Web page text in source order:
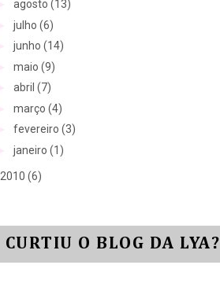
agosto (13)
julho (6)
junho (14)
maio (9)
abril (7)
março (4)
fevereiro (3)
janeiro (1)
2010 (6)
CURTIU O BLOG DA LYA?